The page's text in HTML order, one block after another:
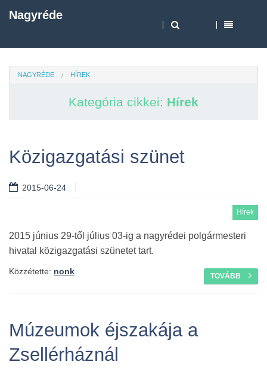
Nagyréde
NAGYRÉDE HÍREK
Kategória cikkei: Hírek
Közigazgatási szünet
2015-06-24
Hírek
2015 június 29-től július 03-ig a nagyrédei polgármesteri
hivatal közigazgatási szünetet tart.
TOVÁBB
Közzétette: nonk
Múzeumok éjszakája a
Zsellérháznál